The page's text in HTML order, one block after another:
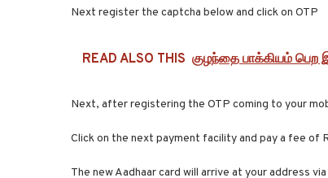
Next register the captcha below and click on OTP
READ ALSO THIS குழந்தை பாக்கியம் பெற
Next, after registering the OTP coming to your
Click on the next payment facility and pay a fee of
The new Aadhaar card will arrive at your address